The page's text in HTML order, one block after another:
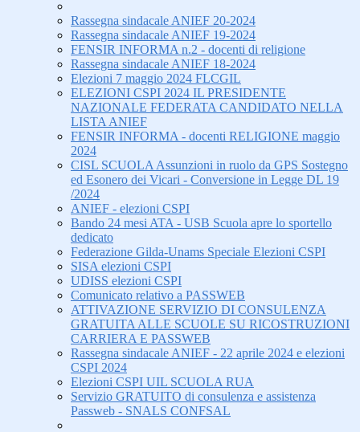
Rassegna sindacale ANIEF 20-2024
Rassegna sindacale ANIEF 19-2024
FENSIR INFORMA n.2 - docenti di religione
Rassegna sindacale ANIEF 18-2024
Elezioni 7 maggio 2024 FLCGIL
ELEZIONI CSPI 2024 IL PRESIDENTE
NAZIONALE FEDERATA CANDIDATO NELLA
LISTA ANIEF
FENSIR INFORMA - docenti RELIGIONE maggio
2024
CISL SCUOLA Assunzioni in ruolo da GPS Sostegno
ed Esonero dei Vicari - Conversione in Legge DL 19
/2024
ANIEF - elezioni CSPI
Bando 24 mesi ATA - USB Scuola apre lo sportello
dedicato
Federazione Gilda-Unams Speciale Elezioni CSPI
SISA elezioni CSPI
UDISS elezioni CSPI
Comunicato relativo a PASSWEB
ATTIVAZIONE SERVIZIO DI CONSULENZA
GRATUITA ALLE SCUOLE SU RICOSTRUZIONI
CARRIERA E PASSWEB
Rassegna sindacale ANIEF - 22 aprile 2024 e elezioni
CSPI 2024
Elezioni CSPI UIL SCUOLA RUA
Servizio GRATUITO di consulenza e assistenza
Passweb - SNALS CONFSAL